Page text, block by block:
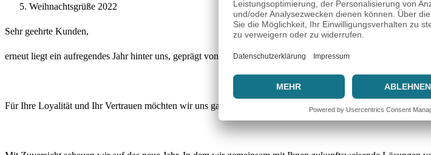
Weihnachtsgrüße 2022
Sehr geehrte Kunden,
erneut liegt ein aufregendes Jahr hinter uns, geprägt von vielen Herausforderungen, schönen Momenten und
Für Ihre Loyalität und Ihr Vertrauen möchten wir uns ganz herzlich bei Ihnen bedanken.